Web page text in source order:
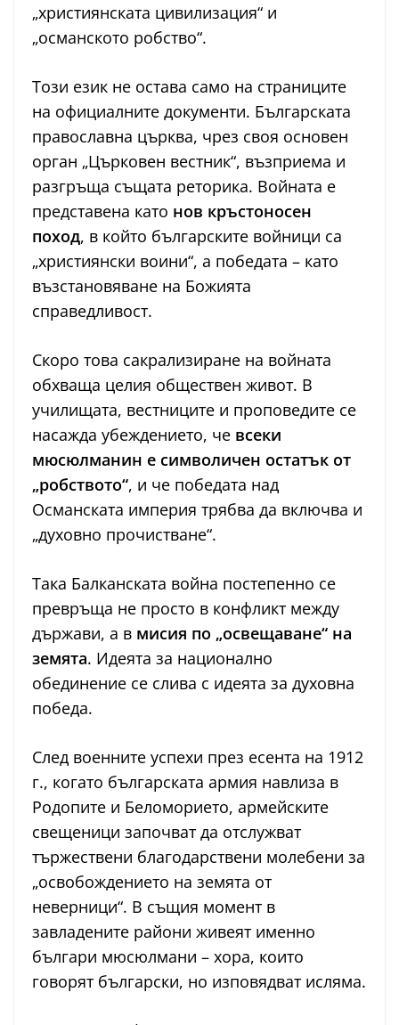
„християнската цивилизация“ и
„османското робство“.
Този език не остава само на страниците
на официалните документи. Българската
православна църква, чрез своя основен
орган „Църковен вестник“, възприема и
разгръща същата реторика. Войната е
представена като нов кръстоносен
поход, в който българските войници са
„християнски воини“, а победата – като
възстановяване на Божията
справедливост.
Скоро това сакрализиране на войната
обхваща целия обществен живот. В
училищата, вестниците и проповедите се
насажда убеждението, че всеки
мюсюлманин е символичен остатък от
„робството“, и че победата над
Османската империя трябва да включва и
„духовно прочистване“.
Така Балканската война постепенно се
превръща не просто в конфликт между
държави, а в мисия по „освещаване“ на
земята. Идеята за национално
обединение се слива с идеята за духовна
победа.
След военните успехи през есента на 1912
г., когато българската армия навлиза в
Родопите и Беломорието, армейските
свещеници започват да отслужват
тържествени благодарствени молебени за
„освобождението на земята от
неверници“. В същия момент в
завладените райони живеят именно
българи мюсюлмани – хора, които
говорят български, но изповядват исляма.